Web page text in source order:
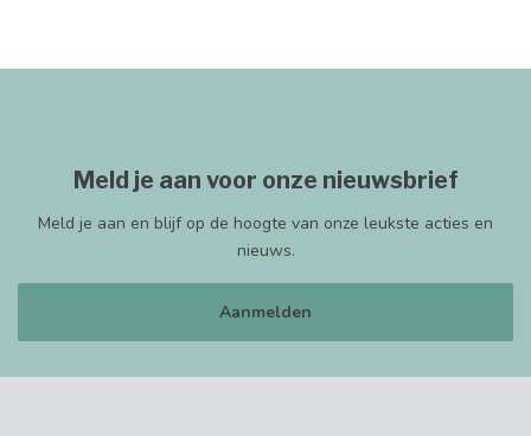
Meld je aan voor onze nieuwsbrief
Meld je aan en blijf op de hoogte van onze leukste acties en
nieuws.
Aanmelden